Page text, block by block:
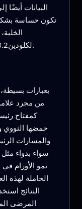
تكون حساسة
لكلودين18.2 بمثبطات دورة الخلية قد يكون مثمرًا.
من مجرد
كمفتاح
حمضها النووي
سواء بدواء
نمو الأورام في
الحاملة لهذه
المرضى